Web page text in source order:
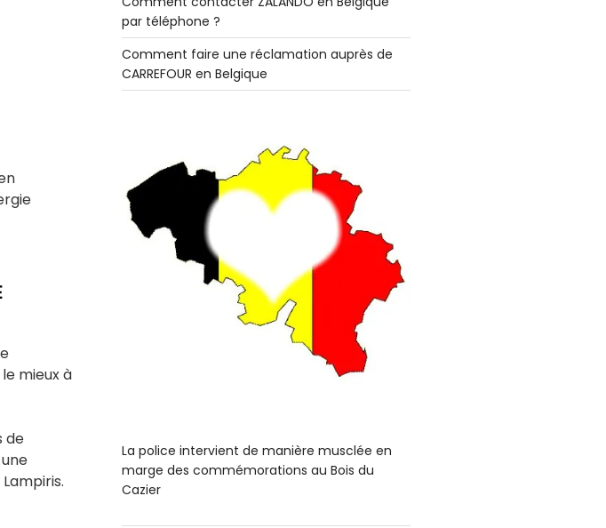
mieux à
de
par téléphone ?
Comment faire une réclamation auprès de
CARREFOUR en Belgique
La police intervient de manière musclée en
marge des commémorations au Bois du
Cazier